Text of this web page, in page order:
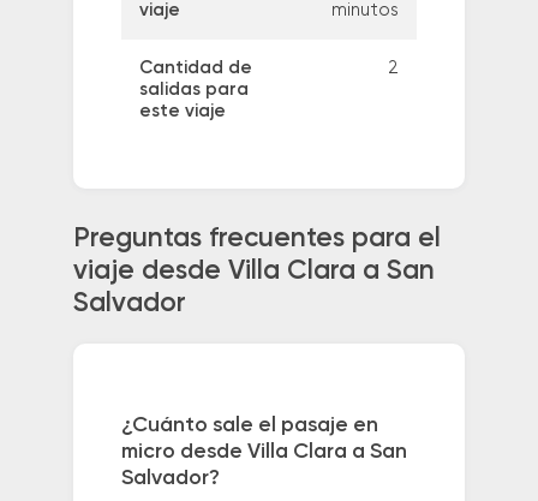
viaje
minutos
Cantidad de
salidas para
este viaje
2
Preguntas frecuentes para el
viaje desde Villa Clara a San
Salvador
¿Cuánto sale el pasaje en
micro desde Villa Clara a San
Salvador?